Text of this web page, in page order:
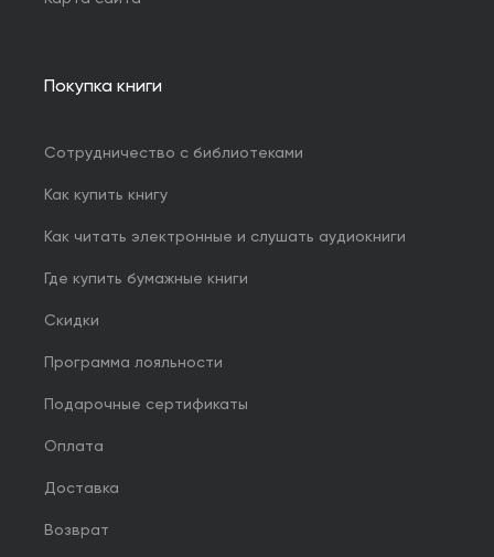
Покупка книги
Сотрудничество с библиотеками
Как купить книгу
Как читать электронные и слушать аудиокниги
Где купить бумажные книги
Скидки
Программа лояльности
Подарочные сертификаты
Оплата
Доставка
Возврат